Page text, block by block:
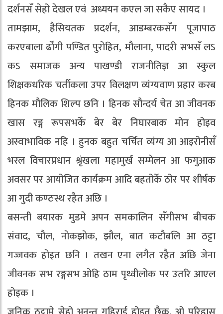
दर्शनसँ सेहो देखल एवं अध्ययन कएल जा सकैए सायद ।
तामझाम, हैसियतक प्रदर्शन, आडम्बरकसँग पूजापाठ
करएबाला ढोँगी पण्डित पुरोहित, मौलाना, पादरी सभसँ लऽ
कऽ समाजक अन्य पाखण्डी राजनीतिज्ञ आ स्कुल
शिक्षकधरिक चर्तीकला उपर विलक्षण व्यंग्यवाण प्रहार करब
हिनक मौलिक शिल्प छनि । हिनक सौन्दर्य चेत आ जीवनक
खास रङ्ग रूपसभकेँ बेर बेर निघारबाक मोन होइव
अस्वाभाविक नहि । हुनक बहुत चर्चित व्यंग्य आ आइरोनीसँ
भरल विचारप्रधान श्रृंखला महामुर्ख सम्मेलन आ फगुआक
अवसर पर आयोजित कार्यक्रम आदि बहतोकेँ ठोर पर शीर्षक
आ गुदी कण्ठस्थ रहैत अछि ।
बसन्ती बयारक मुडमे अपन समकालिन सँगीसभ बीचक
संवाद, चौल, नोकझोक, झौल, बात कटौबलि आ ठट्टा
गज्जवक होइत छनि । तखन एना लगैत रहैत अछि जेना
जीवनक सभ रङ्गसभ ओहि ठाम पृथ्वीलोक पर उतरि आएल
होइक ।